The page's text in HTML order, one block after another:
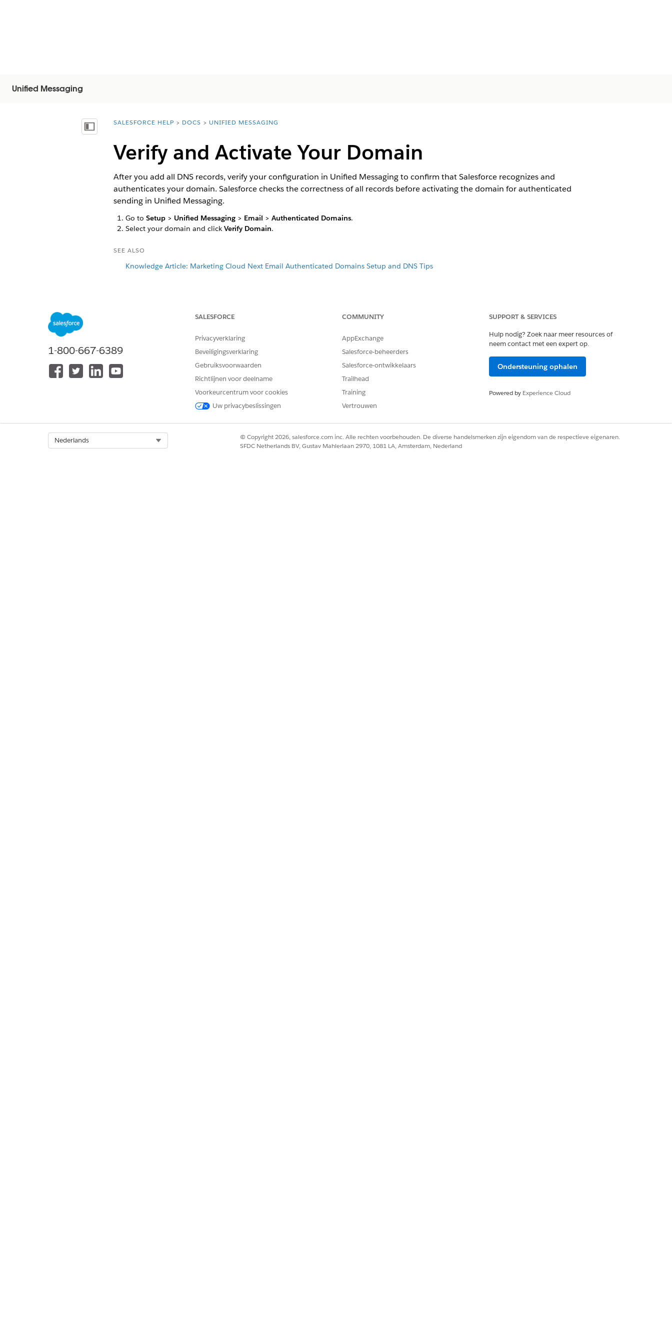
Unified Messaging
Inhoudsopgave weergeven
You are here:
SALESFORCE HELP DOCS UNIFIED MESSAGING
Verify and Activate Your Domain
After you add all DNS records, verify your configuration in Unified Messaging to confirm that Salesforce recognizes and
authenticates your domain. Salesforce checks the correctness of all records before activating the domain for authenticated
sending in Unified Messaging.
Go to Setup> Unified Messaging> Email > Authenticated Domains.
Select your domain and click Verify Domain.
SEE ALSO
Knowledge Article: Marketing Cloud Next Email Authenticated Domains Setup and DNS Tips
Laat ons weten wat we kunnen doen om te verbeteren!
Ja
1-800-667-6389
SALESFORCE
Privacyverklaring
Beveiligingsverklaring
Gebruiksvoorwaarden
Richtlijnen voor deelname
Voorkeurcentrum voor cookies
Uw privacybeslissingen
COMMUNITY
AppExchange
Salesforce-beheerders
Salesforce-ontwikkelaars
Trailhead
Training
Vertrouwen
SUPPORT & SERVICES
Hulp nodig? Zoek naar meer resources of
neem contact met een expert op.
Ondersteuning ophalen
Powered by Experience Cloud
Nederlands
© Copyright 2026, salesforce.com inc. Alle rechten voorbehouden. De diverse handelsmerken zijn eigendom van de respectieve eigenaren.
SFDC Netherlands BV, Gustav Mahlerlaan 2970, 1081 LA, Amsterdam, Nederland